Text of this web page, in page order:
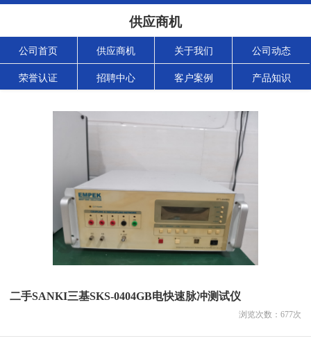
供应商机
公司首页 供应商机 关于我们 公司动态
荣誉认证 招聘中心 客户案例 产品知识
二手SANKI三基SKS-0404GB电快速脉冲测试仪
浏览次数： 677次